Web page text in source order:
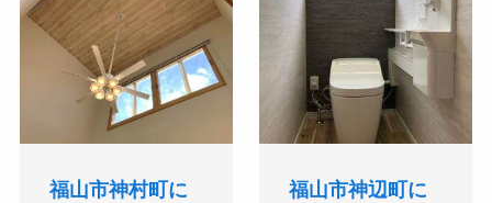
福山市神村町に
福山市神辺町に